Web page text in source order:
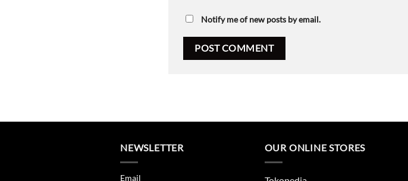
Notify me of new posts by email.
NEWSLETTER
Email
OUR ONLINE STORES